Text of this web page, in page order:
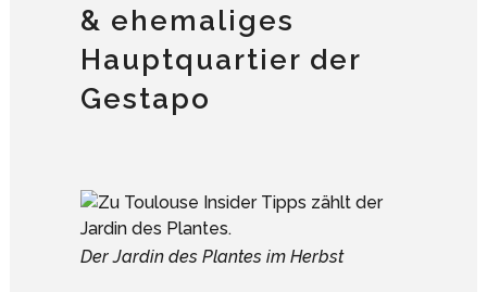
& ehemaliges
Hauptquartier der
Gestapo
Der Jardin des Plantes im Herbst